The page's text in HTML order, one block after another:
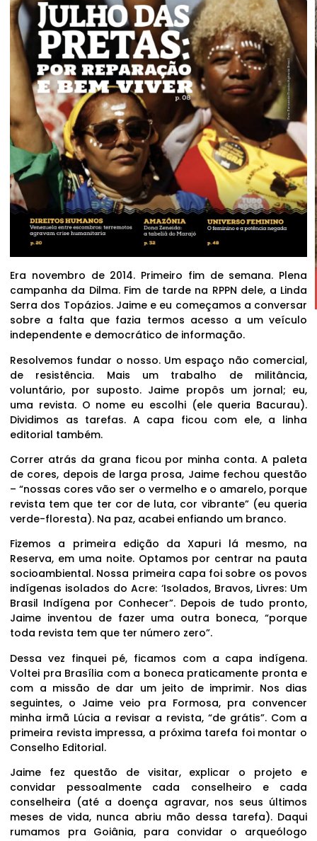
Era novembro de 2014. Primeiro fim de semana. Plena
campanha da Dilma. Fim de tarde na RPPN dele, a Linda
Serra dos Topázios. Jaime e eu começamos a conversar
sobre a falta que fazia termos acesso a um veículo
independente e democrático de informação.
Resolvemos fundar o nosso. Um espaço não comercial,
de resistência. Mais um trabalho de militância,
voluntário, por suposto. Jaime propôs um jornal; eu,
uma revista. O nome eu escolhi (ele queria Bacurau).
Dividimos as tarefas. A capa ficou com ele, a linha
editorial também.
Correr atrás da grana ficou por minha conta. A paleta
de cores, depois de larga prosa, Jaime fechou questão
– “nossas cores vão ser o vermelho e o amarelo, porque
revista tem que ter cor de luta, cor vibrante” (eu queria
verde-floresta). Na paz, acabei enfiando um branco.
Fizemos a primeira edição da Xapuri lá mesmo, na
Reserva, em uma noite. Optamos por centrar na pauta
socioambiental. Nossa primeira capa foi sobre os povos
indígenas isolados do Acre: ‘Isolados, Bravos, Livres: Um
Brasil Indígena por Conhecer”. Depois de tudo pronto,
Jaime inventou de fazer uma outra boneca, “porque
toda revista tem que ter número zero”.
Dessa vez finquei pé, ficamos com a capa indígena.
Voltei pra Brasília com a boneca praticamente pronta e
com a missão de dar um jeito de imprimir. Nos dias
seguintes, o Jaime veio pra Formosa, pra convencer
minha irmã Lúcia a revisar a revista, “de grátis”. Com a
primeira revista impressa, a próxima tarefa foi montar o
Conselho Editorial.
Jaime fez questão de visitar, explicar o projeto e
convidar pessoalmente cada conselheiro e cada
conselheira (até a doença agravar, nos seus últimos
meses de vida, nunca abriu mão dessa tarefa). Daqui
rumamos pra Goiânia, para convidar o arqueólogo